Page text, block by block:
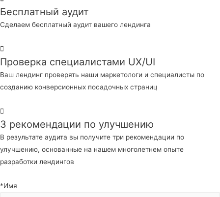
Бесплатный аудит
Сделаем бесплатный аудит вашего лендинга
Проверка специалистами UX/UI
Ваш лендинг проверять наши маркетологи и специалисты по
созданию конверсионных посадочных страниц
3 рекомендации по улучшению
В результате аудита вы получите три рекомендации по
улучшению, основанные на нашем многолетнем опыте
разработки лендингов
*Имя